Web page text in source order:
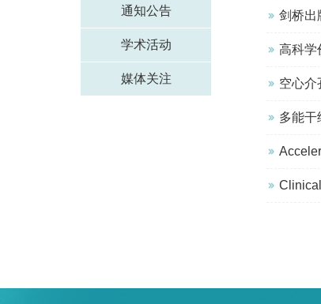
通知公告
学术活动
媒体关注
剑桥出
高科学
空心介
多能干